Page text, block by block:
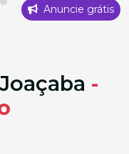
Anuncie grátis
-